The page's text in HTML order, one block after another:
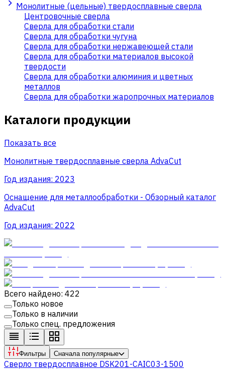
Монолитные (цельные) твердосплавные сверла
Центровочные сверла
Сверла для обработки стали
Сверла для обработки чугуна
Сверла для обработки нержавеющей стали
Сверла для обработки материалов высокой
твердости
Сверла для обработки алюминия и цветных
металлов
Сверла для обработки жаропрочных материалов
Каталоги продукции
Показать все
Монолитные твердосплавные сверла AdvaCut
Год издания: 2023
Оснащение для металлообработки - Обзорный каталог
AdvaCut
Год издания: 2022
Всего найдено: 422
Только новое
Только в наличии
Только спец. предложения
Фильтры Сначала популярные
Сверло твердосплавное DSK201-CAIC03-1500